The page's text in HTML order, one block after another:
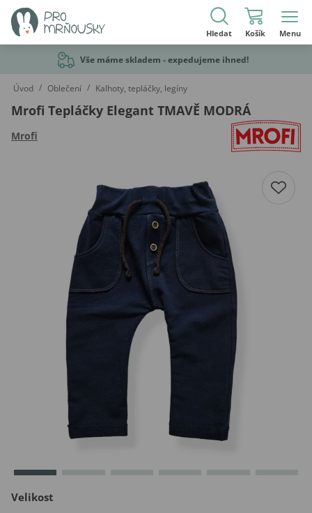
Hledat Košík Menu
Vše máme skladem - expedujeme ihned!
Úvod / Oblečení / Kalhoty, tepláčky, legíny
Mrofi Tepláčky Elegant TMAVĚ MODRÁ
Mrofi
Velikost